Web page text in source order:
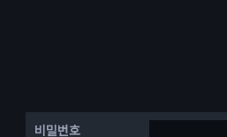
비밀번호